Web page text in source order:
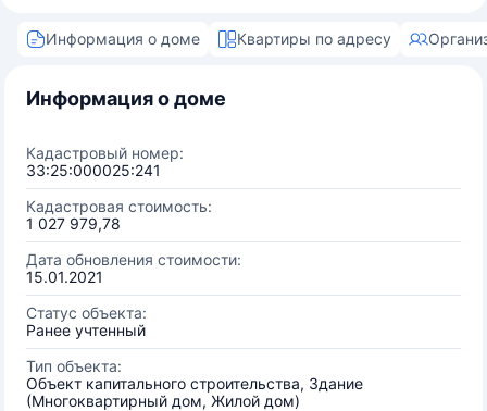
Информация о доме Квартиры по адресу
Информация о доме
Кадастровый номер:
33:25:000025:241
Кадастровая стоимость:
1 027 979,78
Дата обновления стоимости:
15.01.2021
Статус объекта:
Ранее учтенный
Тип объекта:
Объект капитального строительства, Здание
(Многоквартирный дом, Жилой дом)